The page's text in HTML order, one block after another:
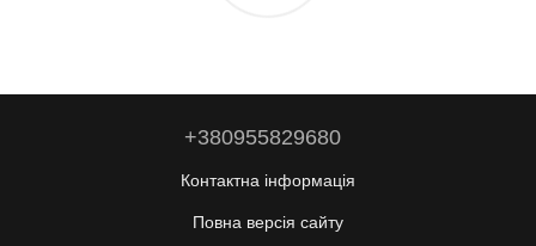
+380955829680
Контактна інформація
Повна версія сайту